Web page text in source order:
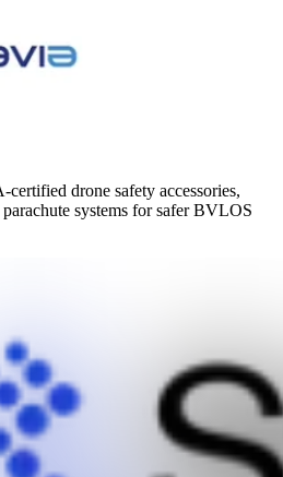
drone safety accessories,
systems for safer BVLOS